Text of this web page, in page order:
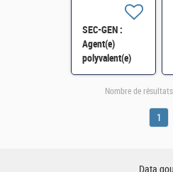
SEC-GEN :
Agent(e)
polyvalent(e)
plonge et
batterie à l'Hôtel
Nombre de
1